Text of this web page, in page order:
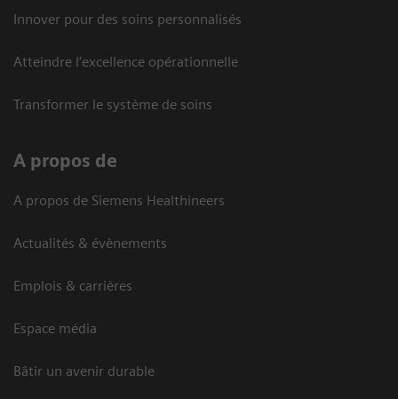
Innover pour des soins personnalisés
Atteindre l’excellence opérationnelle
Transformer le système de soins
A propos de
A propos de Siemens Healthineers
Actualités & évènements
Emplois & carrières
Espace média
Bâtir un avenir durable